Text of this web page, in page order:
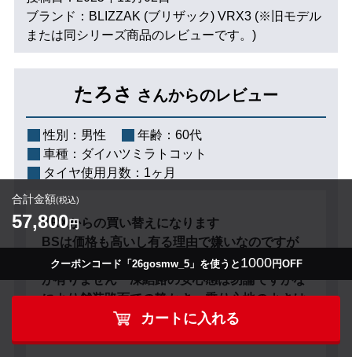
合計金額(税込)
57,800円
クーポンコード「26gosmw_5」を使うと 1000円OFF
カートに入れる
ブランド：BLIZZAK (ブリザック) VRX3 (※旧モデル
または同シリーズ商品のレビューです。)
たろさ さんからのレビュー
性別： 男性 年齢： 60代
車種： ダイハツミラトコット
タイヤ使用月数： 1ヶ月
VRXからの買い替えになります
BSは価格も高いし有る理由で嫌いなのですが
(笑)スタッドレスタイヤだけはBS以外買った事
が有りません 凍結路の安心感は勿論ですがな
により舗装路面での静かさ、乗り心地のよさは
他に代え難いものがありますね 下手な夏タイ